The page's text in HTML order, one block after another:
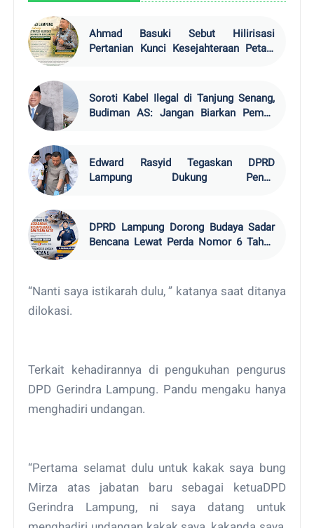
Ahmad Basuki Sebut Hilirisasi
Pertanian Kunci Kesejahteraan Petani
Soroti Kabel Ilegal di Tanjung Senang,
Budiman AS: Jangan Biarkan Pemda
Edward Rasyid Tegaskan DPRD
Lampung Dukung Penuh
DPRD Lampung Dorong Budaya Sadar
Bencana Lewat Perda Nomor 6 Tahun
“Nanti saya istikarah dulu, ” katanya saat ditanya
dilokasi.
Terkait kehadirannya di pengukuhan pengurus
DPD Gerindra Lampung. Pandu mengaku hanya
menghadiri undangan.
“Pertama selamat dulu untuk kakak saya bung
Mirza atas jabatan baru sebagai ketuaDPD
Gerindra Lampung, ni saya datang untuk